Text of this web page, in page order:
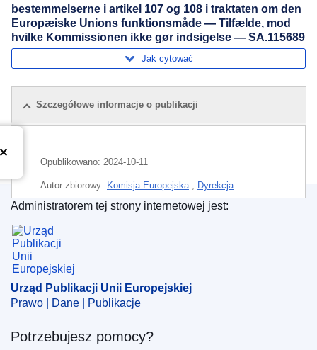
bestemmelserne i artikel 107 og 108 i traktaten om den
Europæiske Unions funktionsmåde — Tilfælde, mod
hvilke Kommissionen ikke gør indsigelse — SA.115689
Jak cytować
Szczegółowe informacje o publikacji
Opublikowano: 2024-10-11
Autor zbiorowy: Komisja Europejska , Dyrekcja
Generalna ds. Konkurencji(Komisja Europejska
Temat:
państwowa
CELEX : 52024AS115689
ELI : C/2024/6119/oj
IMMC : C(2024)6449/3659014
Urząd Publikacji Unii Europejskiej
Administratorem tej strony internetowej jest:
Urząd Publikacji Unii Europejskiej
Prawo | Dane | Publikacje
Potrzebujesz pomocy?